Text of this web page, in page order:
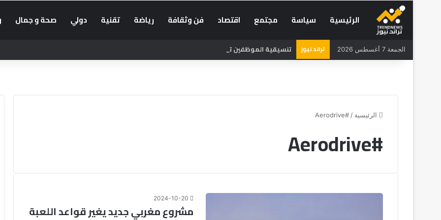
الرئيسية سياسة مجتمع اقتصاد فن وثقافة رياضة تقنية دولي صحة و جمال
الجمعة 7 أغسطس 2026 تراند نيوز تنسيقية الموظفين تطالب بإدراج “التوقيت الميسر” في الحوار الاجتماعي
الرئيسية /
#Aerodrive
#Aerodrive
2024-10-20
مشروع مغربي جديد يغير قواعد اللعبة